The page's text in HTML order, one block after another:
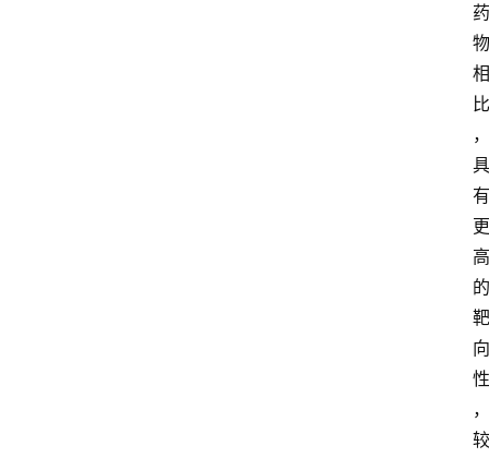
药
物
相
比
，
具
有
更
高
的
靶
向
性
，
较